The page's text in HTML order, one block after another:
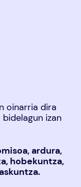
oinarria dira
izan
ardura,
hobekuntza,